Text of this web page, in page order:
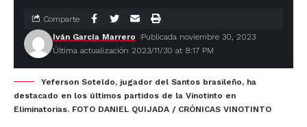
Última actualización 2023/11/30 at 8:17 PM
Iván García Marrero Publicada noviembre 30, 2023
Comparte
Yeferson Soteldo, jugador del Santos brasileño, ha
destacado en los últimos partidos de la Vinotinto en
Eliminatorias. FOTO DANIEL QUIJADA / CRÓNICAS VINOTINTO